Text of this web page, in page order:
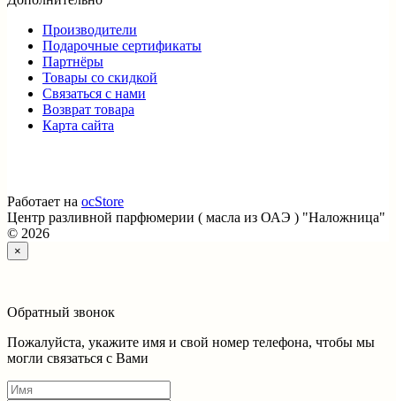
Производители
Подарочные сертификаты
Партнёры
Товары со скидкой
Связаться с нами
Возврат товара
Карта сайта
Работает на ocStore
Центр разливной парфюмерии ( масла из ОАЭ ) "Наложница"
© 2026
×
Обратный звонок
Пожалуйста, укажите имя и свой номер телефона, чтобы мы
могли связаться с Вами